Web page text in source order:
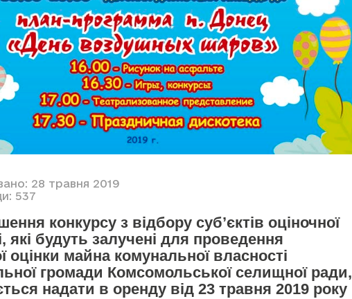
28 травня 2019
537
конкурсу з відбору суб’єктів оціночної
які будуть залучені для проведення
оцінки майна комунальної власності
громади Комсомольської селищної ради,
надати в оренду від 23 травня 2019 року